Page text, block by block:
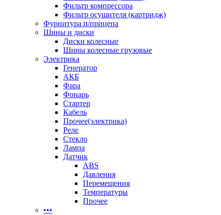
Фильтр компрессора
Фильтр осушителя (картридж)
Фурнитура п/прицепа
Шины и диски
Диски колесные
Шины колесные грузовые
Электрика
Генератор
АКБ
Фара
Фонарь
Стартер
Кабель
Прочее(электрика)
Реле
Стекло
Лампа
Датчик
ABS
Давления
Перемещения
Температуры
Прочее
•••